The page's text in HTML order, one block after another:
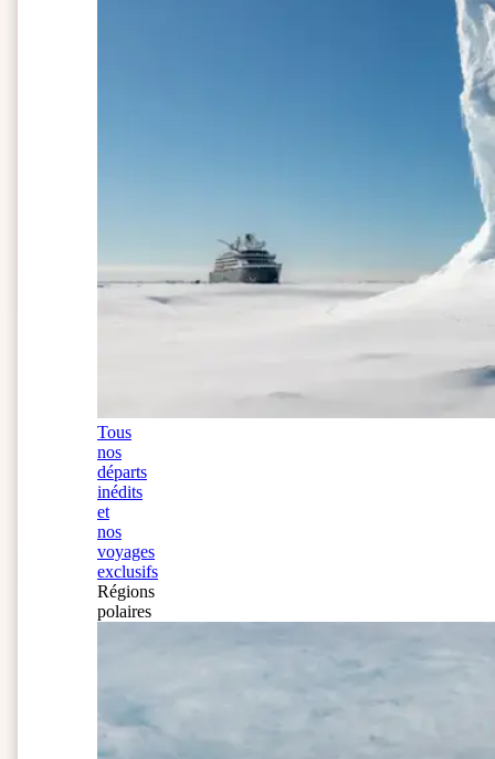
Tous
nos
départs
inédits
et
nos
voyages
exclusifs
Régions
polaires